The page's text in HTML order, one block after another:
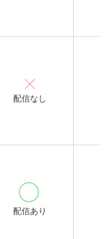
配信なし
配信あり